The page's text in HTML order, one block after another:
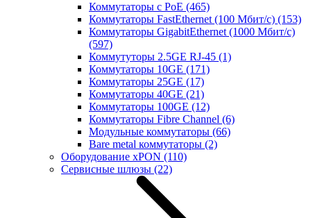
Коммутаторы с PoE (465)
Коммутаторы FastEthernet (100 Мбит/с) (153)
Коммутаторы GigabitEthernet (1000 Мбит/с)
(597)
Коммутуторы 2.5GE RJ-45 (1)
Коммутаторы 10GE (171)
Коммутаторы 25GE (17)
Коммутаторы 40GE (21)
Коммутаторы 100GE (12)
Коммутаторы Fibre Channel (6)
Модульные коммутаторы (66)
Bare metal коммутаторы (2)
Оборудование xPON (110)
Сервисные шлюзы (22)